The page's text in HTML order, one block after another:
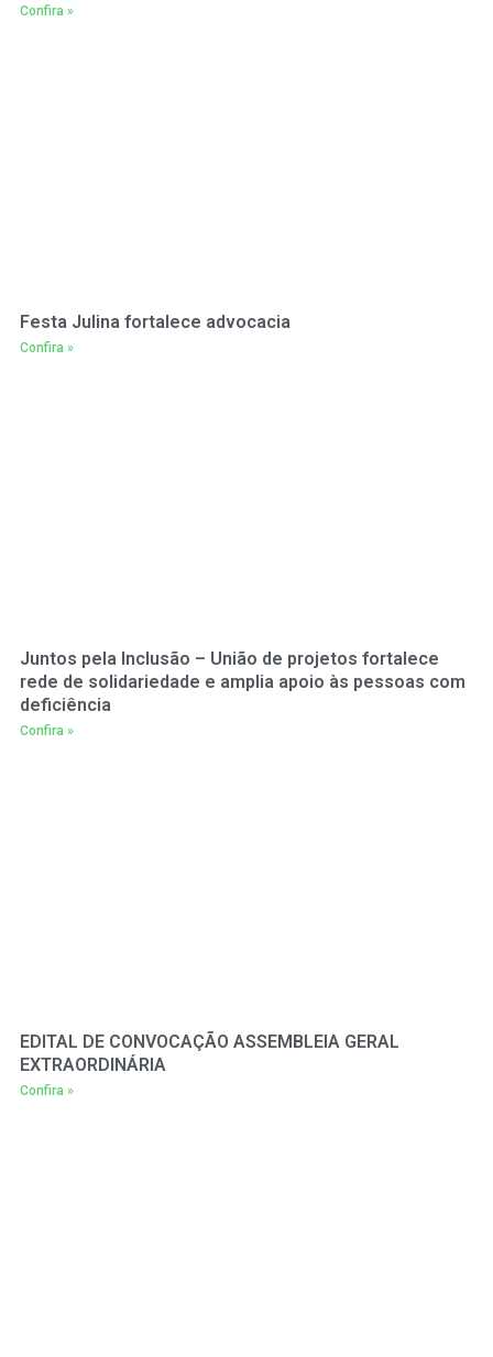
Confira »
Festa Julina fortalece advocacia
Confira »
Juntos pela Inclusão – União de projetos fortalece
rede de solidariedade e amplia apoio às pessoas com
deficiência
Confira »
EDITAL DE CONVOCAÇÃO ASSEMBLEIA GERAL
EXTRAORDINÁRIA
Confira »